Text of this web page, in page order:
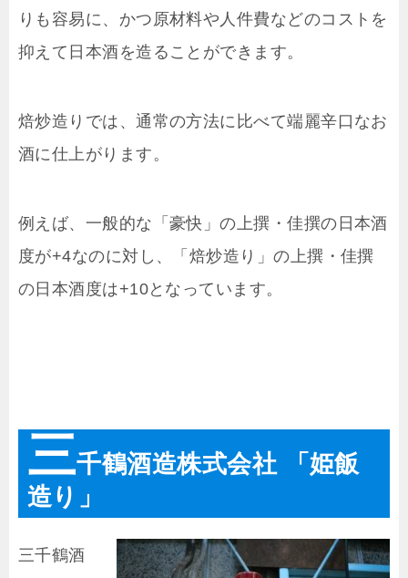
りも容易に、かつ原材料や人件費などのコストを
抑えて日本酒を造ることができます。
焙炒造りでは、通常の方法に比べて端麗辛口なお
酒に仕上がります。
例えば、一般的な「豪快」の上撰・佳撰の日本酒
度が+4なのに対し、「焙炒造り」の上撰・佳撰
の日本酒度は+10となっています。
三千鶴酒造株式会社 「姫飯
造り」
三千鶴酒